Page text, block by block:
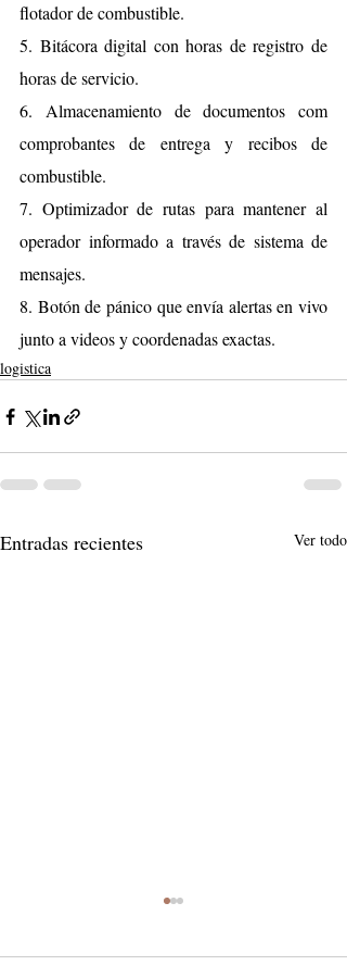
flotador de combustible.
5. Bitácora digital con horas de registro de
horas de servicio.
6. Almacenamiento de documentos com
comprobantes de entrega y recibos de
combustible.
7. Optimizador de rutas para mantener al
operador informado a través de sistema de
mensajes.
8. Botón de pánico que envía alertas en vivo
junto a videos y coordenadas exactas.
logistica
Entradas recientes Ver todo